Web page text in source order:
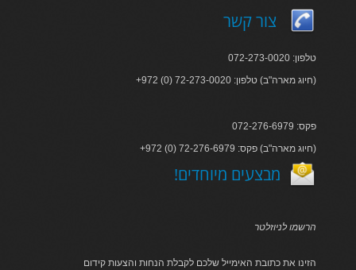
צור קשר
טלפון: 072-273-0020
+972 (0) 72-273-0020 :חיוג מארה"ב) טלפון)
פקס: 072-276-6979
+972 (0) 72-276-6979 :חיוג מארה"ב) פקס)
!מבצעים מיוחדים
הרשמו לניוזלטר
הזינו את כתובת האימייל שלכם לקבלת הנחות והצעות קידום